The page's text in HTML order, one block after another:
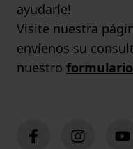
ayudarle!
Visite nuestra
envíenos su
nuestro